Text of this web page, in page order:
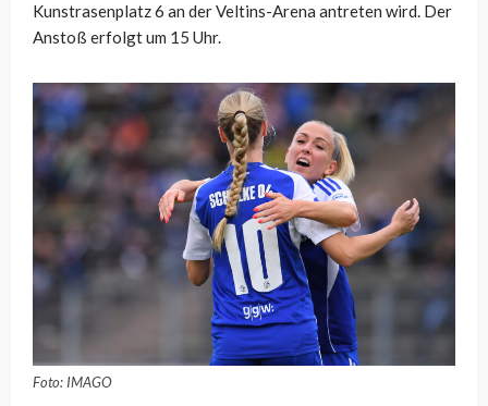
Kunstrasenplatz 6 an der Veltins-Arena antreten wird. Der
Anstoß erfolgt um 15 Uhr.
Foto: IMAGO